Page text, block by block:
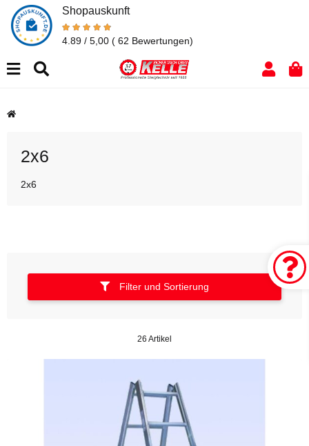
Shopauskunft
4.89 / 5,00 ( 62 Bewertungen)
2x6
2x6
Filter und Sortierung
26 Artikel